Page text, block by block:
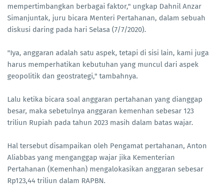
mempertimbangkan berbagai faktor," ungkap Dahnil Anzar
Simanjuntak, juru bicara Menteri Pertahanan, dalam sebuah
diskusi daring pada hari Selasa (7/7/2020).
"Iya, anggaran adalah satu aspek, tetapi di sisi lain, kami juga
harus memperhatikan kebutuhan yang muncul dari aspek
geopolitik dan geostrategi," tambahnya.
Lalu ketika bicara soal anggaran pertahanan yang dianggap
besar, maka sebetulnya anggaran kemenhan sebesar 123
triliun Rupiah pada tahun 2023 masih dalam batas wajar.
Hal tersebut disampaikan oleh Pengamat pertahanan, Anton
Aliabbas yang menganggap wajar jika Kementerian
Pertahanan (Kemenhan) mengalokasikan anggaran sebesar
Rp123,44 triliun dalam RAPBN.